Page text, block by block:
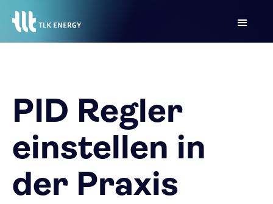
PID Regler
einstellen in
der Praxis